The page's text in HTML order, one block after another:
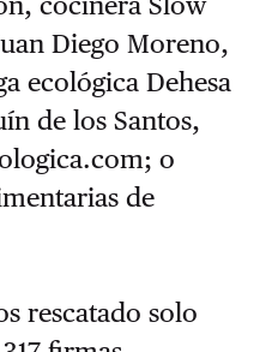
Diego Moreno,
ecológica Dehesa
de los Santos,
o
de
rescatado solo